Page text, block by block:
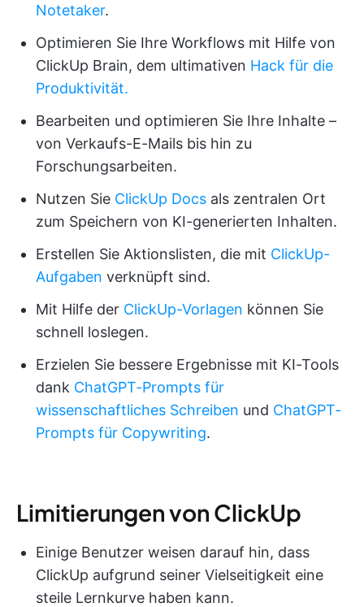
Notetaker.
Optimieren Sie Ihre Workflows mit Hilfe von
ClickUp Brain, dem ultimativen Hack für die
Produktivität.
Bearbeiten und optimieren Sie Ihre Inhalte –
von Verkaufs-E-Mails bis hin zu
Forschungsarbeiten.
Nutzen Sie ClickUp Docs als zentralen Ort
zum Speichern von KI-generierten Inhalten.
Erstellen Sie Aktionslisten, die mit ClickUp-
Aufgaben verknüpft sind.
Mit Hilfe der ClickUp-Vorlagen können Sie
schnell loslegen.
Erzielen Sie bessere Ergebnisse mit KI-Tools
dank ChatGPT-Prompts für
wissenschaftliches Schreiben und ChatGPT-
Prompts für Copywriting.
Limitierungen von ClickUp
Einige Benutzer weisen darauf hin, dass
ClickUp aufgrund seiner Vielseitigkeit eine
steile Lernkurve haben kann.